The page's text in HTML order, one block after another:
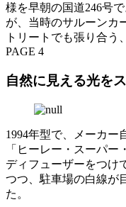
様を早朝の国道246号
が、当時のサルーンカ
トリートでも張り合う
PAGE 4
自然に見える光を
1994年型で、メーカー
「ヒーレー・スーパ
ディフューザーをつけ
つつ、駐車場の白線が
た。